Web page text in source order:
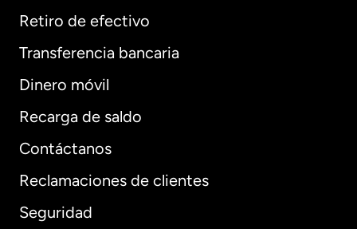
Retiro de efectivo
Transferencia bancaria
Dinero móvil
Recarga de saldo
Contáctanos
Reclamaciones de clientes
Seguridad